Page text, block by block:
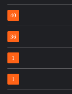
40
36
1
1